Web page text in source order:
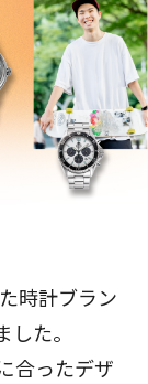
時計ブラン
た。
合ったデザ